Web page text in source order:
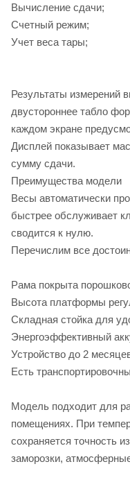
Вычисление сдачи;
Счетный режим;
Учет веса тары;
Результаты измерений
двустороннее табло
каждом экране
Дисплей показывает
сумму сдачи.
Преимущества модели
Весы автоматически
быстрее обслуживает
сводится к нулю.
Перечислим все
Рама покрыта
Высота платформы
Складная стойка для
Энергоэффективный
Устройство до 2
Есть
Модель подходит для
помещениях. При
сохраняется точность
заморозки,